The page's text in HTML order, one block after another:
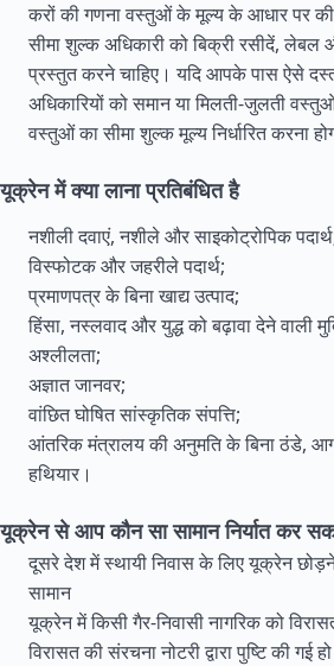
करों की गणना वस्तुओं के मूल्य के आधार पर
सीमा शुल्क अधिकारी को बिक्री रसीदें,
प्रस्तुत करने चाहिए। यदि आपके पास ऐसे
अधिकारियों को समान या मिलती-जुलती
वस्तुओं का सीमा शुल्क मूल्य निर्धारित करना
यूक्रेन में क्या लाना प्रतिबंधित है
नशीली दवाएं, नशीले और साइकोट्रोपिक
विस्फोटक और जहरीले पदार्थ;
प्रमाणपत्र के बिना खाद्य उत्पाद;
हिंसा, नस्लवाद और युद्ध को बढ़ावा देने वाली
अश्लीलता;
अज्ञात जानवर;
वांछित घोषित सांस्कृतिक संपत्ति;
आंतरिक मंत्रालय की अनुमति के बिना ठंडे,
हथियार।
यूक्रेन से आप कौन सा सामान निर्यात कर
दूसरे देश में स्थायी निवास के लिए यूक्रेन
सामान
यूक्रेन में किसी गैर-निवासी नागरिक को
विरासत की संरचना नोटरी द्वारा पुष्टि की गई हो